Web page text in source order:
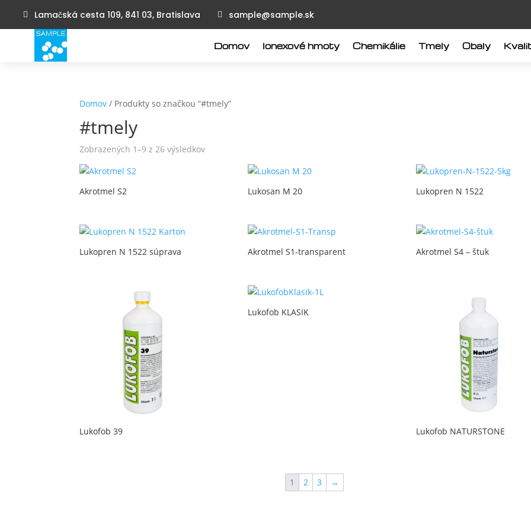
Lamačská cesta 109, 841 03, Bratislava sample@sample.sk
Domov Ionexové hmoty Chemikálie Tmely Obaly
Domov / Produkty so značkou “#tmely”
#tmely
Zobrazených 1–9 z 26 výsledkov
Akrotmel S2 Lukosan M 20 Lukopren N 1522
Lukopren N 1522 súprava Akrotmel S1-transparent Akrotmel S4 – štuk
Lukofob 39
Lukofob KLASIK
Lukofob NATURSTONE
1 2 3 →